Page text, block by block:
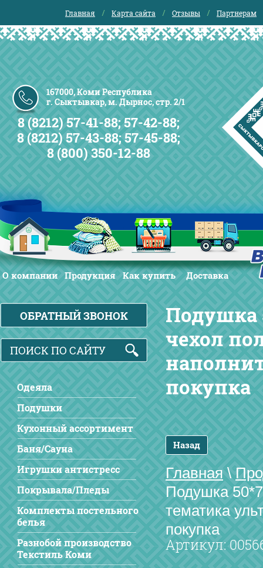
Главная Карта сайта Отзывы Партнерам
167000, Коми Республика
г. Сыктывкар, м. Дырнос, стр. 2/1
8 (8212) 57-41-88; 57-42-88;
8 (8212) 57-43-88; 57-45-88;
8 (800) 350-12-88
О компании Продукция Как купить Доставка
Подушка
чехол
покупка
Назад
Главная\
Подушка
тематика
покупка
Артикул:
ОБРАТНЫЙ ЗВОНОК
Одеяла
Подушки
Кухонный ассортимент
Баня/Сауна
Игрушки антистресс
Покрывала/Пледы
Комплекты постельного
белья
Разнобой производство
Текстиль Коми